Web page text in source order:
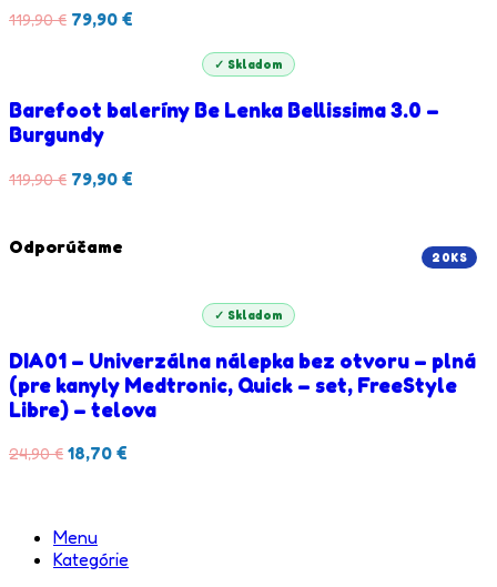
119,90€ 79,90 €
✓ Skladom
Barefoot baleríny Be Lenka Bellissima 3.0 –
Burgundy
119,90€ 79,90 €
Odporúčame 20KS
✓ Skladom
DIA01 – Univerzálna nálepka bez otvoru – plná
(pre kanyly Medtronic, Quick – set, FreeStyle
Libre) – telova
24,90€ 18,70 €
Menu
Kategórie